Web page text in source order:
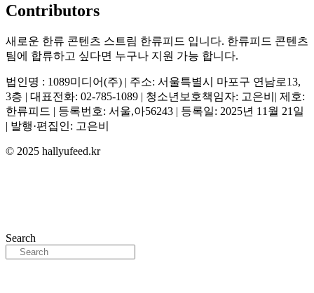
Contributors
새로운 한류 콘텐츠 스트림 한류피드 입니다. 한류피드 콘텐츠
팀에 합류하고 싶다면 누구나 지원 가능 합니다.
법인명 : 1089미디어(주) | 주소: 서울특별시 마포구 연남로13,
3층 | 대표전화: 02-785-1089 | 청소년보호책임자: 고은비| 제호:
한류피드 | 등록번호: 서울,아56243 | 등록일: 2025년 11월 21일
| 발행·편집인: 고은비
© 2025 hallyufeed.kr
Search